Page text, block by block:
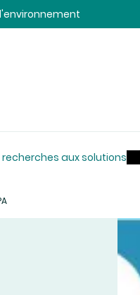
recherches aux solutions